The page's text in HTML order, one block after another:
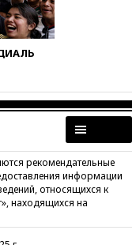
рекомендательные
информации
относящихся к
находящихся на